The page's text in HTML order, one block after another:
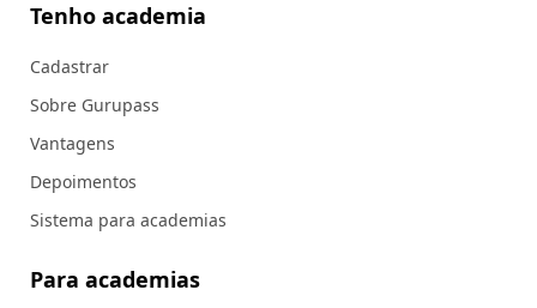
Tenho academia
Cadastrar
Sobre Gurupass
Vantagens
Depoimentos
Sistema para academias
Para academias